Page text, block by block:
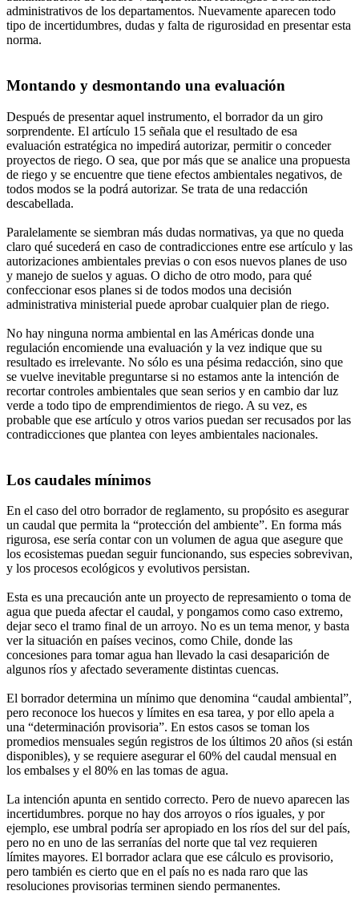
administrativos de los departamentos. Nuevamente aparecen todo
tipo de incertidumbres, dudas y falta de rigurosidad en presentar esta
norma.
Montando y desmontando una evaluación
Después de presentar aquel instrumento, el borrador da un giro
sorprendente. El artículo 15 señala que el resultado de esa
evaluación estratégica no impedirá autorizar, permitir o conceder
proyectos de riego. O sea, que por más que se analice una propuesta
de riego y se encuentre que tiene efectos ambientales negativos, de
todos modos se la podrá autorizar. Se trata de una redacción
descabellada.
Paralelamente se siembran más dudas normativas, ya que no queda
claro qué sucederá en caso de contradicciones entre ese artículo y las
autorizaciones ambientales previas o con esos nuevos planes de uso
y manejo de suelos y aguas. O dicho de otro modo, para qué
confeccionar esos planes si de todos modos una decisión
administrativa ministerial puede aprobar cualquier plan de riego.
No hay ninguna norma ambiental en las Américas donde una
regulación encomiende una evaluación y la vez indique que su
resultado es irrelevante. No sólo es una pésima redacción, sino que
se vuelve inevitable preguntarse si no estamos ante la intención de
recortar controles ambientales que sean serios y en cambio dar luz
verde a todo tipo de emprendimientos de riego. A su vez, es
probable que ese artículo y otros varios puedan ser recusados por las
contradicciones que plantea con leyes ambientales nacionales.
Los caudales mínimos
En el caso del otro borrador de reglamento, su propósito es asegurar
un caudal que permita la “protección del ambiente”. En forma más
rigurosa, ese sería contar con un volumen de agua que asegure que
los ecosistemas puedan seguir funcionando, sus especies sobrevivan,
y los procesos ecológicos y evolutivos persistan.
Esta es una precaución ante un proyecto de represamiento o toma de
agua que pueda afectar el caudal, y pongamos como caso extremo,
dejar seco el tramo final de un arroyo. No es un tema menor, y basta
ver la situación en países vecinos, como Chile, donde las
concesiones para tomar agua han llevado la casi desaparición de
algunos ríos y afectado severamente distintas cuencas.
El borrador determina un mínimo que denomina “caudal ambiental”,
pero reconoce los huecos y límites en esa tarea, y por ello apela a
una “determinación provisoria”. En estos casos se toman los
promedios mensuales según registros de los últimos 20 años (si están
disponibles), y se requiere asegurar el 60% del caudal mensual en
los embalses y el 80% en las tomas de agua.
La intención apunta en sentido correcto. Pero de nuevo aparecen las
incertidumbres. porque no hay dos arroyos o ríos iguales, y por
ejemplo, ese umbral podría ser apropiado en los ríos del sur del país,
pero no en uno de las serranías del norte que tal vez requieren
límites mayores. El borrador aclara que ese cálculo es provisorio,
pero también es cierto que en el país no es nada raro que las
resoluciones provisorias terminen siendo permanentes.